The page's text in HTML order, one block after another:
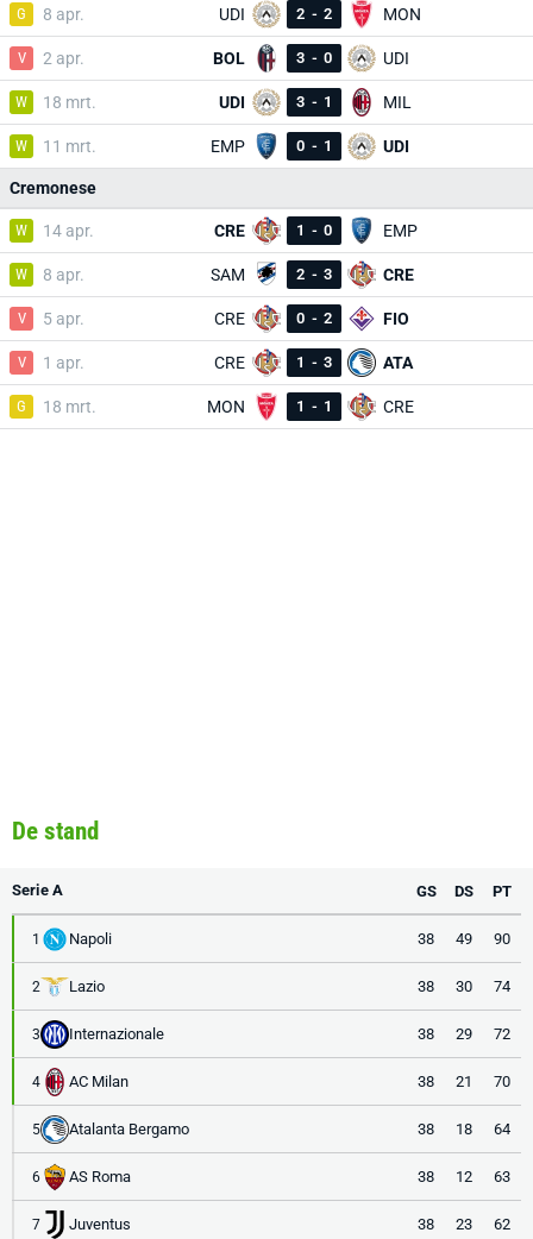
G 8 apr. UDI 2 - 2 MON
V 2 apr. BOL 3 - 0 UDI
W 18 mrt. UDI 3 - 1 MIL
W 11 mrt. EMP 0 - 1 UDI
Cremonese
W 14 apr. CRE 1 - 0 EMP
W 8 apr. SAM 2 - 3 CRE
V 5 apr. CRE 0 - 2 FIO
V 1 apr. CRE 1 - 3 ATA
G 18 mrt. MON 1 - 1 CRE
De stand
Serie A GS DS PT
1 Napoli 38 49 90
2 Lazio 38 30 74
3 Internazionale 38 29 72
4 AC Milan 38 21 70
5 Atalanta Bergamo 38 18 64
6 AS Roma 38 12 63
7 Juventus 38 23 62